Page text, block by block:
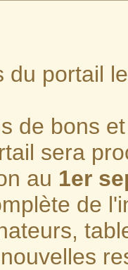
du portail
de bons
sera
au 1er
de